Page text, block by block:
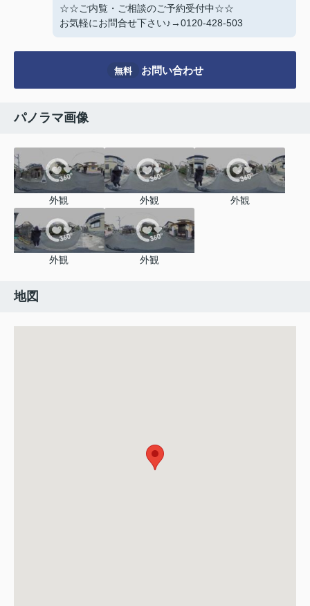
☆☆ご内覧・ご相談のご予約受付中☆☆
お気軽にお問合せ下さい♪→0120-428-503
無料 お問い合わせ
パノラマ画像
外観 外観 外観
外観 外観
地図